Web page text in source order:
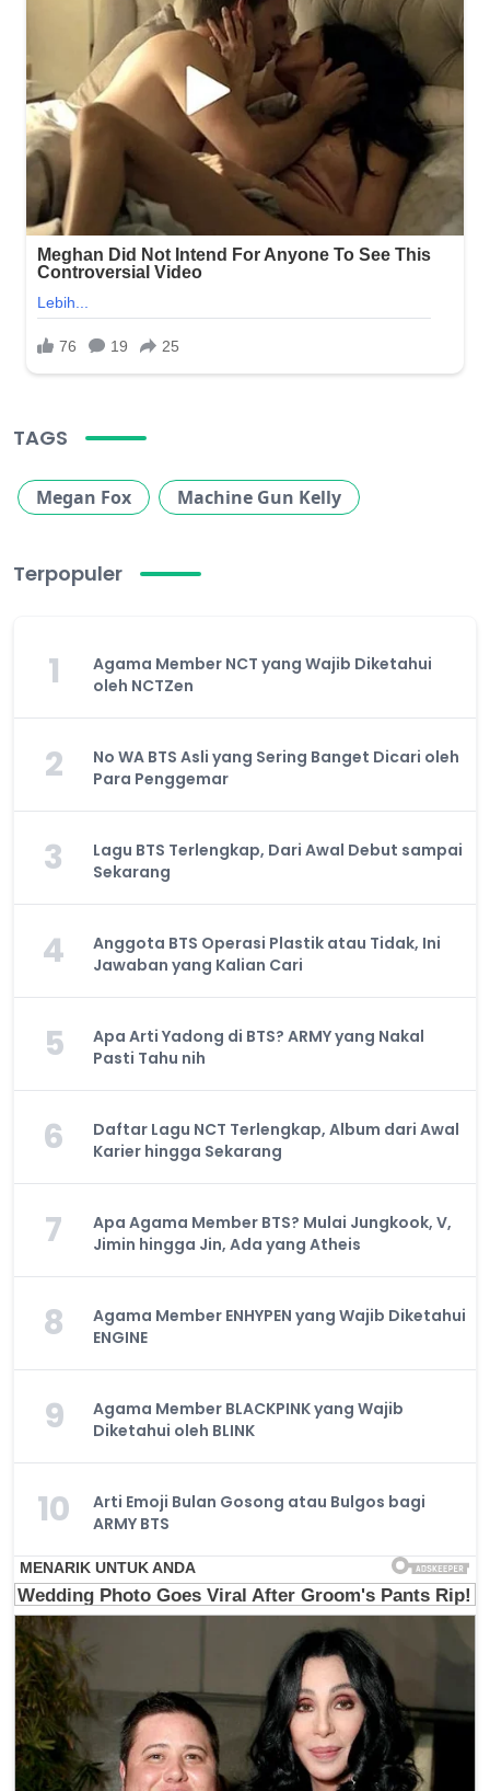
TAGS
Megan Fox Machine Gun Kelly
Terpopuler
1
Agama Member NCT yang Wajib Diketahui
oleh NCTZen
2
No WA BTS Asli yang Sering Banget Dicari oleh
Para Penggemar
3
Lagu BTS Terlengkap, Dari Awal Debut sampai
Sekarang
4
Anggota BTS Operasi Plastik atau Tidak, Ini
Jawaban yang Kalian Cari
5
Apa Arti Yadong di BTS? ARMY yang Nakal
Pasti Tahu nih
6
Daftar Lagu NCT Terlengkap, Album dari Awal
Karier hingga Sekarang
7
Apa Agama Member BTS? Mulai Jungkook, V,
Jimin hingga Jin, Ada yang Atheis
8
Agama Member ENHYPEN yang Wajib Diketahui
ENGINE
9
Agama Member BLACKPINK yang Wajib
Diketahui oleh BLINK
10
Arti Emoji Bulan Gosong atau Bulgos bagi
ARMY BTS